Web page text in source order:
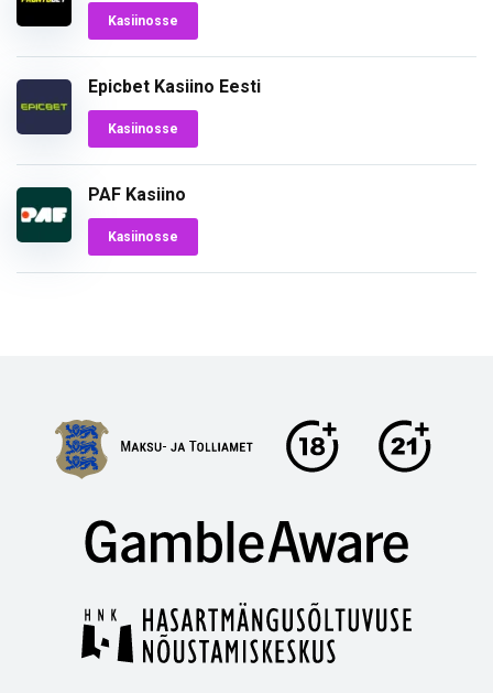
Kasiinosse
Epicbet Kasiino Eesti
Kasiinosse
PAF Kasiino
Kasiinosse